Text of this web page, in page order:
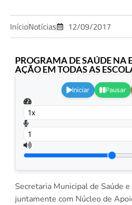
InícioNotícias 12/09/2017
PROGRAMA DE SAÚDE NA
AÇÃO EM TODAS AS
Iniciar Pausar
Secretaria Municipal de Saúde
juntamente com Núcleo de